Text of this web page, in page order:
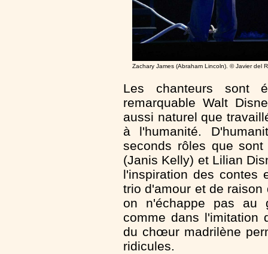
Zachary James (Abraham Lincoln). © Javier del
Les chanteurs sont
remarquable Walt
aussi naturel que
à l'humanité.
seconds rôles que
(Janis Kelly) et Lilian
l'inspiration des contes
trio d'amour et de
on n'échappe pas au
comme dans l'imitation
du chœur madrilène
ridicules.